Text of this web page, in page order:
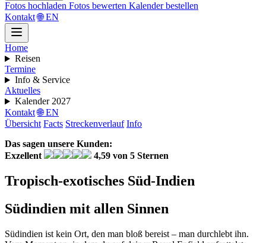
Fotos hochladen Fotos bewerten Kalender bestellen
Kontakt 🌐 EN
Home
Reisen
Termine
Info & Service
Aktuelles
Kalender 2027
Kontakt 🌐 EN
Übersicht Facts Streckenverlauf Info
Das sagen unsere Kunden:
Exzellent
4,59 von 5 Sternen
Tropisch-exotisches Süd-Indien
Südindien mit allen Sinnen
Südindien ist kein Ort, den man bloß bereist – man durchlebt ihn.